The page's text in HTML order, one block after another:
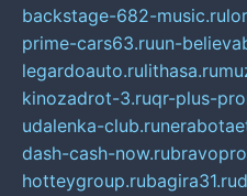
backstage-682-music.ru
prime-cars63.ruun-
legardoauto.rulithasa.ru
kinozadrot-3.ruqr-plus-
udalenka-club.ru
dash-cash-now.ru
hotteygroup.rubagira31.ru